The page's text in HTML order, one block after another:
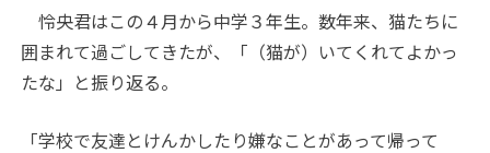
怜央君はこの４月から中学３年生。数年来、猫たちに
囲まれて過ごしてきたが、「（猫が）いてくれてよかっ
たな」と振り返る。
「学校で友達とけんかしたり嫌なことがあって帰って